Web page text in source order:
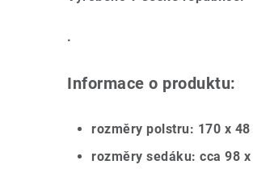
.
Informace o produktu:
rozměry polstru: 170 x
rozměry sedáku: cca 98 x